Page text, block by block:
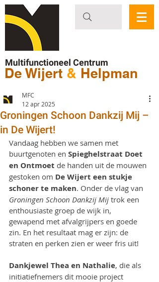
Multifunctioneel Centrum
De Wijert & Helpman
Groningen Schoon Dankzij Mij –
in De Wijert!
MFC
12 apr 2025
Vandaag hebben we samen met
buurtgenoten en Spieghelstraat Doet
en Ontmoet de handen uit de mouwen
gestoken om De Wijert een stukje
schoner te maken. Onder de vlag van
Groningen Schoon Dankzij Mij trok een
enthousiaste groep de wijk in,
gewapend met afvalgrijpers en goede
zin. En het resultaat mag er zijn: de
straten en perken zien er weer fris uit!
Dankjewel Thea en Nathalie, die als
initiatiefnemers dit mooie project